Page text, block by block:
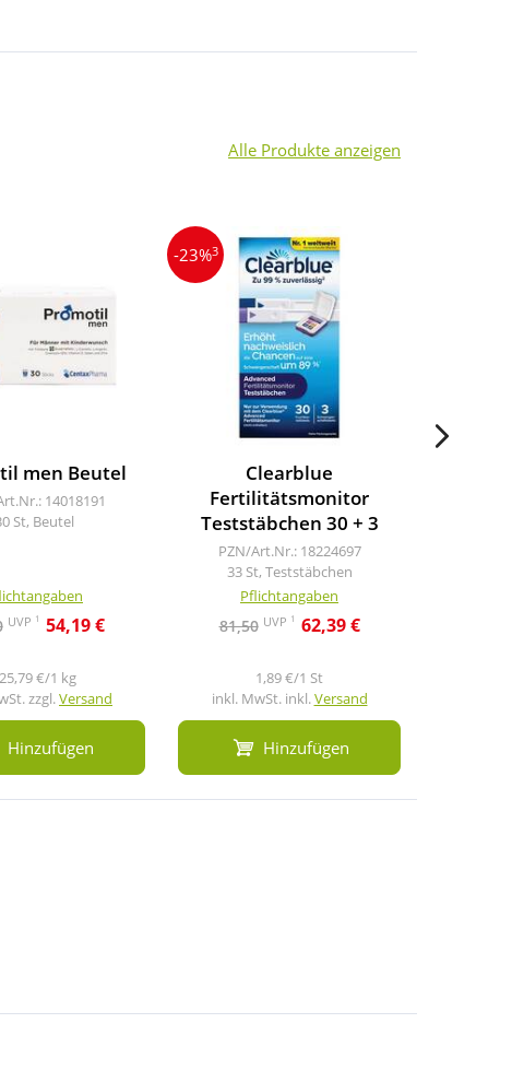
Alle Produkte anzeigen
men Beutel
14018191
St, Beutel
UVP 1 54,19 €
€/1 kg
zzgl.Versand
Hinzufügen
-23%3
Clearblue
Fertilitätsmonitor
Teststäbchen 30 + 3
PZN/Art.Nr.: 18224697
33 St, Teststäbchen
Pflichtangaben
81,50 UVP 1 62,39 €
1,89 €/1 St
inkl. MwSt. inkl.Versand
Hinzufügen